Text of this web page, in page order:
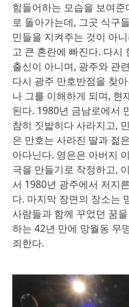
힘들어하는 모습을 보여
로 돌아가는데, 그곳 식구
민들을 지켜주는 것이 아
고 큰 혼란에 빠진다. 다시
출신이 아니며, 광주와 관
다시 광주 만호반점을 찾
나 그를 이해하게 되며, 현
된다. 1980년 금남로에서
참히 짓밟히다 사라지고,
은 만호는 사라진 딸과 젊
아다닌다. 영은은 아버지
극을 만들기로 작정하고,
서 1980년 광주에서 저지
다. 마지막 장면의 장소는
사람들과 함께 꾸었던 꿈
하는 42년 만에 망월동 무
죄한다.